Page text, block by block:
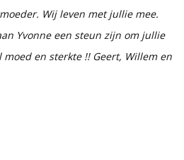
Wij leven met jullie mee.
Yvonne een steun zijn om jullie
en sterkte !! Geert, Willem en